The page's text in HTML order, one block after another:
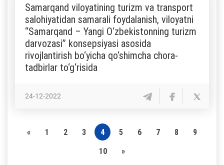
Samarqand viloyatining turizm va transport
salohiyatidan samarali foydalanish, viloyatni
“Samarqand – Yangi O‘zbekistonning turizm
darvozasi” konsepsiyasi asosida
rivojlantirish bo‘yicha qo‘shimcha chora-
tadbirlar to‘g‘risida
24-12-2022
« 1 2 3 4 5 6 7 8
9
10
»